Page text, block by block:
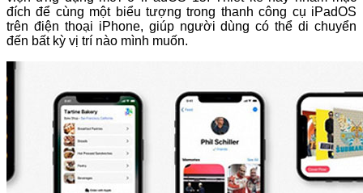
đích để cùng một biểu tượng trong thanh công cụ iPadOS
trên điện thoại iPhone, giúp người dùng có thể di chuyển
đến bất kỳ vị trí nào mình muốn.